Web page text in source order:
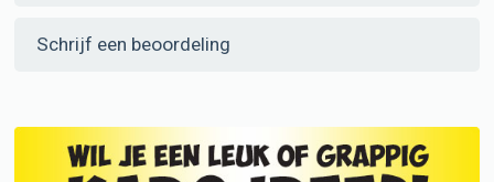
Schrijf een beoordeling